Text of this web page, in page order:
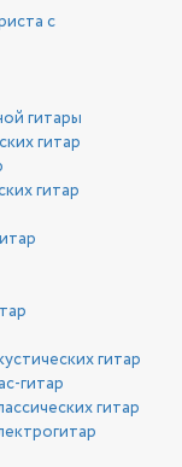
с
гитары
гитар
гитар
гитар
гитар
гитар